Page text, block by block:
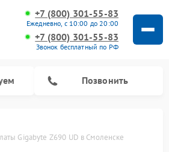
+7 (800) 301-55-83
Ежедневно, с 10:00 до 20:00
+7 (800) 301-55-83
Звонок бесплатный по РФ
Позвонить
Gigabyte Z690 UD в Смоленске